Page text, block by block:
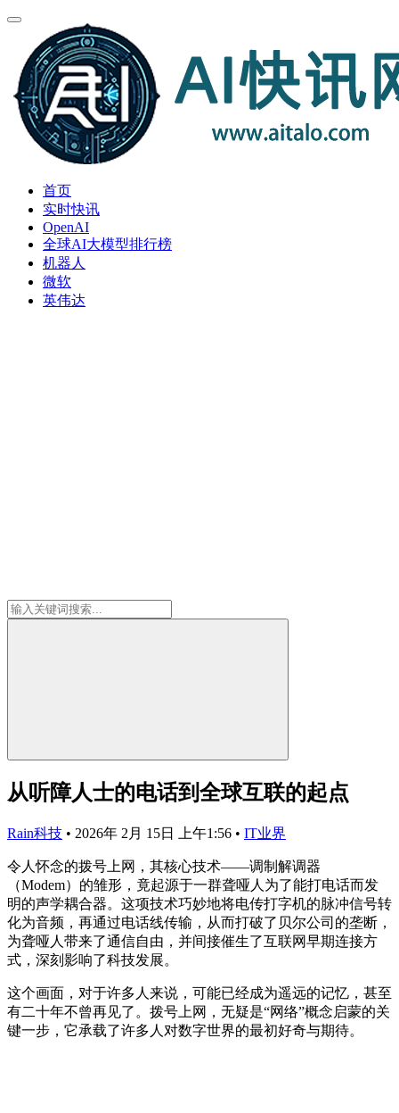
首页
实时快讯
OpenAI
全球AI大模型排行榜
机器人
微软
英伟达
从听障人士的电话到全球互联的起点
Rain科技 • 2026年 2月 15日 上午1:56 • IT业界
令人怀念的拨号上网，其核心技术——调制解调器
（Modem）的雏形，竟起源于一群聋哑人为了能打电话而发
明的声学耦合器。这项技术巧妙地将电传打字机的脉冲信号转
化为音频，再通过电话线传输，从而打破了贝尔公司的垄断，
为聋哑人带来了通信自由，并间接催生了互联网早期连接方
式，深刻影响了科技发展。
这个画面，对于许多人来说，可能已经成为遥远的记忆，甚至
有二十年不曾再见了。拨号上网，无疑是“网络”概念启蒙的关
键一步，它承载了许多人对数字世界的最初好奇与期待。